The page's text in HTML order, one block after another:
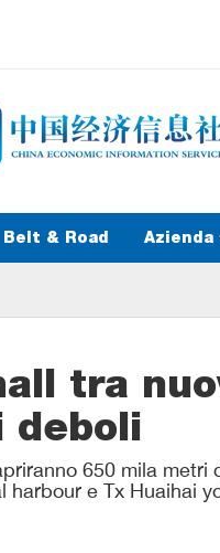
Belt & Road Azienda
tra
deboli
650 mila
e Tx Huaihai